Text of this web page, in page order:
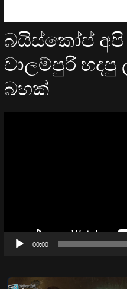
බයිස්කෝප්
වාලම්පුරි
බහක්
00:00